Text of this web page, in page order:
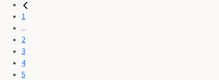
1
...
2
3
4
5